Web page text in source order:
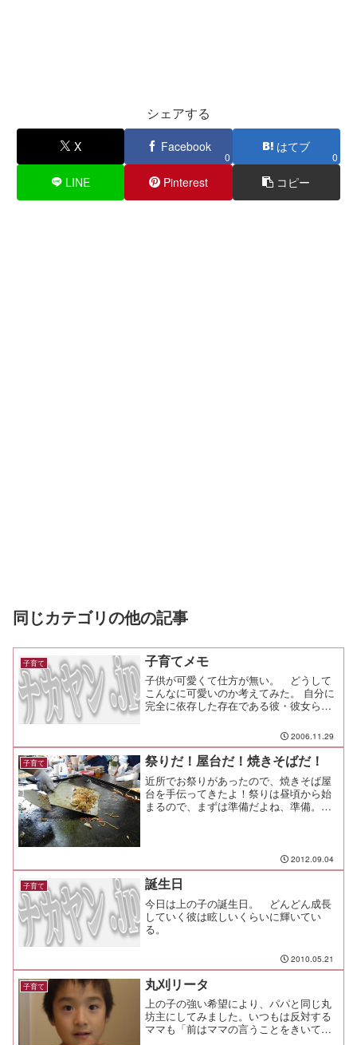
シェアする
X Facebook
0
はてブ
0
LINE Pinterest コピー
同じカテゴリの他の記事
子育て 子育てメモ
子供が可愛くて仕方が無い。 どうして
こんなに可愛いのか考えてみた。 自分に
完全に依存した存在である彼・彼女らに
心とした家族が占めているので、親とし
て彼らを支えなければならないと言う気
持ちになる。 肌と肌の...
2006.11.29
子育て 祭りだ！屋台だ！焼きそばだ！
近所でお祭りがあったので、焼きそば屋
台を手伝ってきたよ！祭りは昼頃から始
まるので、まずは準備だよね、準備。
2012.09.04
子育て 誕生日
今日は上の子の誕生日。 どんどん成長
していく彼は眩しいくらいに輝いてい
る。
2010.05.21
子育て 丸刈リータ
上の子の強い希望により、パパと同じ丸
坊主にしてみました。いつもは反対する
ママも「前はママの言うことをきいて、